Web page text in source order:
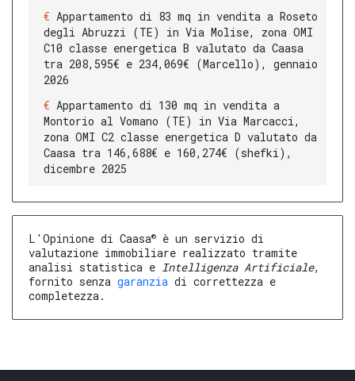
Appartamento di 83 mq in vendita a Roseto
degli Abruzzi (TE) in Via Molise, zona OMI
C10 classe energetica B valutato da Caasa
tra 208,595€ e 234,069€ (Marcello), gennaio
2026
Appartamento di 130 mq in vendita a
Montorio al Vomano (TE) in Via Marcacci,
zona OMI C2 classe energetica D valutato da
Caasa tra 146,688€ e 160,274€ (shefki),
dicembre 2025
L'Opinione di Caasa®
è un servizio di
valutazione immobiliare realizzato tramite
analisi statistica e Intelligenza Artificiale,
fornito senza garanzia di correttezza e
completezza.